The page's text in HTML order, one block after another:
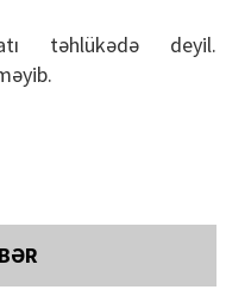
təhlükədə deyil.